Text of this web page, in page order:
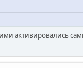
активировались